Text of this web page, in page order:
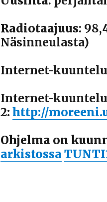
Radiotaajuus:
Näsinneulasta)
Internet-kuuntelu
Internet-kuuntelu
2: http://
Ohjelma on
arkistossa